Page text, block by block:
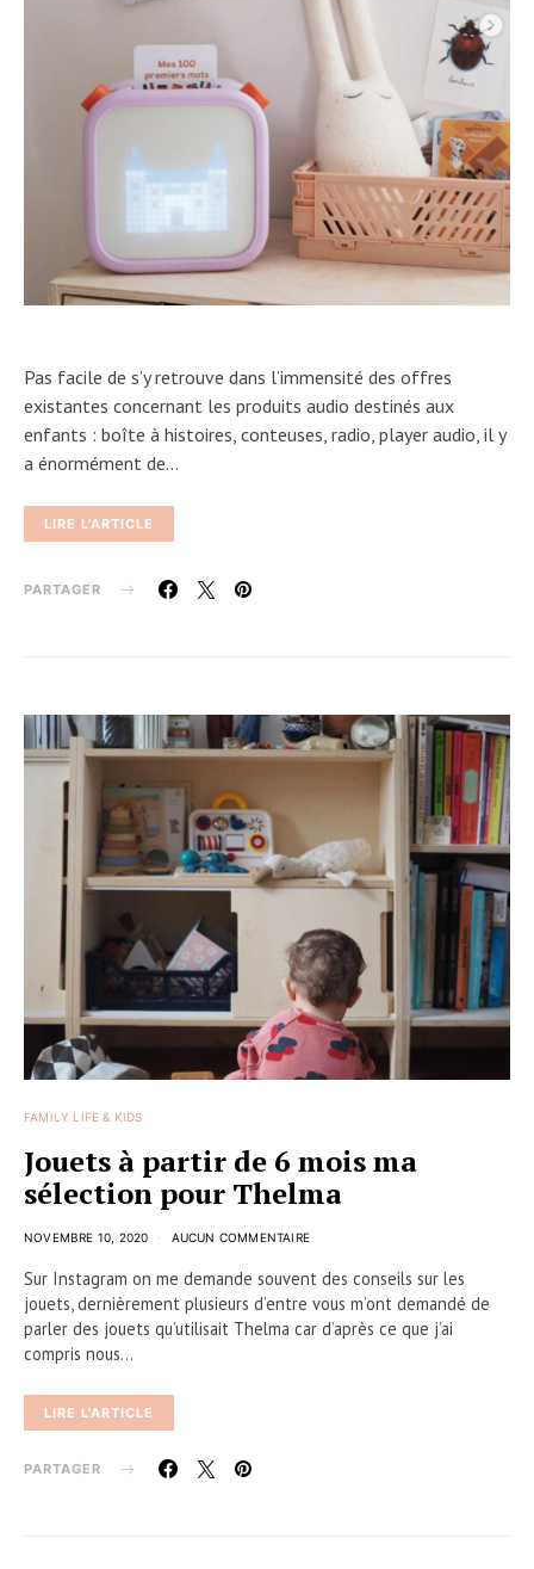
DÉCEMBRE 16, 2016
Pas facile de s’y retrouve dans l’immensité des offres
existantes concernant les produits audio destinés aux
enfants : boîte à histoires, conteuses, radio, player audio, il y
a énormément de…
LIRE L'ARTICLE
PARTAGER
FAMILY LIFE & KIDS
Jouets à partir de 6 mois ma
sélection pour Thelma
NOVEMBRE 10, 2020 AUCUN COMMENTAIRE
Sur Instagram on me demande souvent des conseils sur les
jouets, dernièrement plusieurs d’entre vous m’ont demandé de
parler des jouets qu’utilisait Thelma car d’après ce que j’ai
compris nous…
LIRE L'ARTICLE
PARTAGER